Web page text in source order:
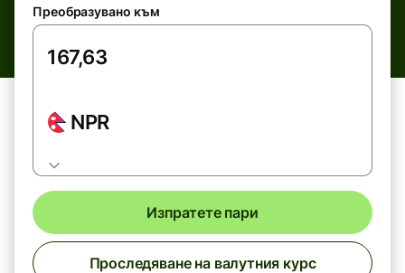
Преобразувано към
NPR
Изпратете пари
Проследяване на валутния курс